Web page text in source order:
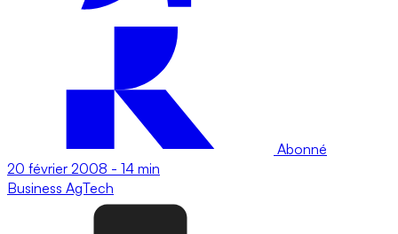
Abonné
20 février 2008 - 14 min
Business AgTech